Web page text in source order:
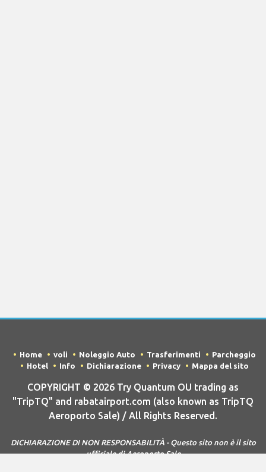
Home voli Noleggio Auto Trasferimenti
Parcheggio
Hotel
Info Dichiarazione Privacy Mappa del sito
COPYRIGHT © 2026 Try Quantum OU trading as
"TripTQ" and rabatairport.com (also known as TripTQ
Aeroporto Sale) / All Rights Reserved.
DICHIARAZIONE DI NON RESPONSABILITÀ - Questo sito non è il sito
ufficiale di Aeroporto Sale